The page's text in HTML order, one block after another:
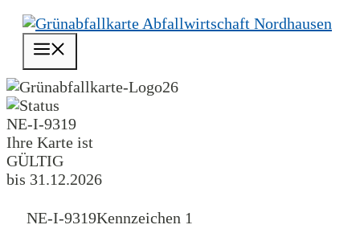
Zum
Inhalt
springen
26
NE-I-9319
Ihre Karte ist
GÜLTIG
bis 31.12.2026
NE-I-9319Kennzeichen 1